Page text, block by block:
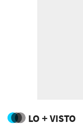
LO + VISTO